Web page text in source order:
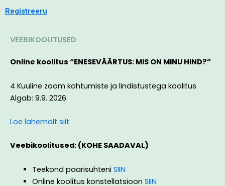
Registreeru
VEEBIKOOLITUSED
Online koolitus “ENESEVÄÄRTUS: MIS ON MINU HIND?”
4 Kuuline zoom kohtumiste ja lindistustega koolitus
Algab: 9.9. 2026
Loe lähemalt siit
Veebikoolitused: (KOHE SAADAVAL)
Teekond paarisuhteni SIIN
Online koolitus konstellatsioon SIIN